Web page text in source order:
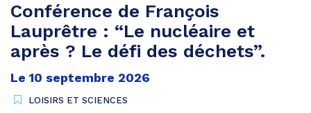
Conférence de François
Lauprêtre : “Le nucléaire et
après ? Le défi des déchets”.
Le 10 septembre 2026
LOISIRS ET SCIENCES